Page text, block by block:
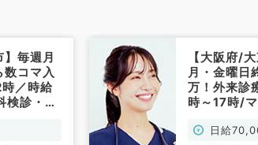
】毎週月
数コマ入
／時給
検診・外
【大阪府/
月・金曜
万！外来診
時～17時/
日給